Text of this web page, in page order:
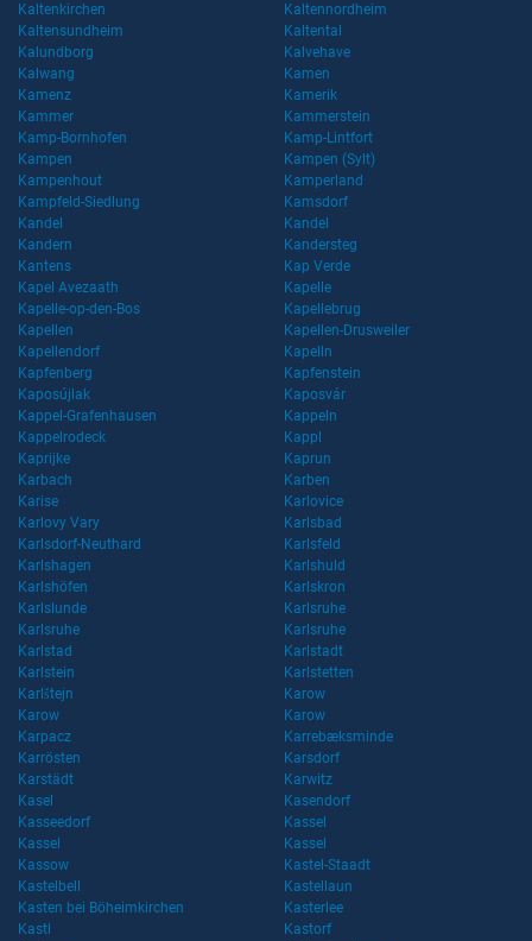
Kaltenkirchen
Kaltennordheim
Kaltensundheim
Kaltental
Kalundborg
Kalvehave
Kalwang
Kamen
Kamenz
Kamerik
Kammer
Kammerstein
Kamp-Bornhofen
Kamp-Lintfort
Kampen
Kampen (Sylt)
Kampenhout
Kamperland
Kampfeld-Siedlung
Kamsdorf
Kandel
Kandel
Kandern
Kandersteg
Kantens
Kap Verde
Kapel Avezaath
Kapelle
Kapelle-op-den-Bos
Kapellebrug
Kapellen
Kapellen-Drusweiler
Kapellendorf
Kapelln
Kapfenberg
Kapfenstein
Kaposújlak
Kaposvár
Kappel-Grafenhausen
Kappeln
Kappelrodeck
Kappl
Kaprijke
Kaprun
Karbach
Karben
Karise
Karlovice
Karlovy Vary
Karlsbad
Karlsdorf-Neuthard
Karlsfeld
Karlshagen
Karlshuld
Karlshöfen
Karlskron
Karlslunde
Karlsruhe
Karlsruhe
Karlsruhe
Karlstad
Karlstadt
Karlstein
Karlstetten
Karlštejn
Karow
Karow
Karow
Karpacz
Karrebæksminde
Karrösten
Karsdorf
Karstädt
Karwitz
Kasel
Kasendorf
Kasseedorf
Kassel
Kassel
Kassel
Kassow
Kastel-Staadt
Kastelbell
Kastellaun
Kasten bei Böheimkirchen
Kasterlee
Kastl
Kastorf